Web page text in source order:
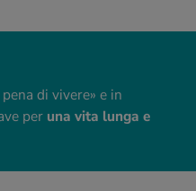
di vivere» e in
per una vita lunga e